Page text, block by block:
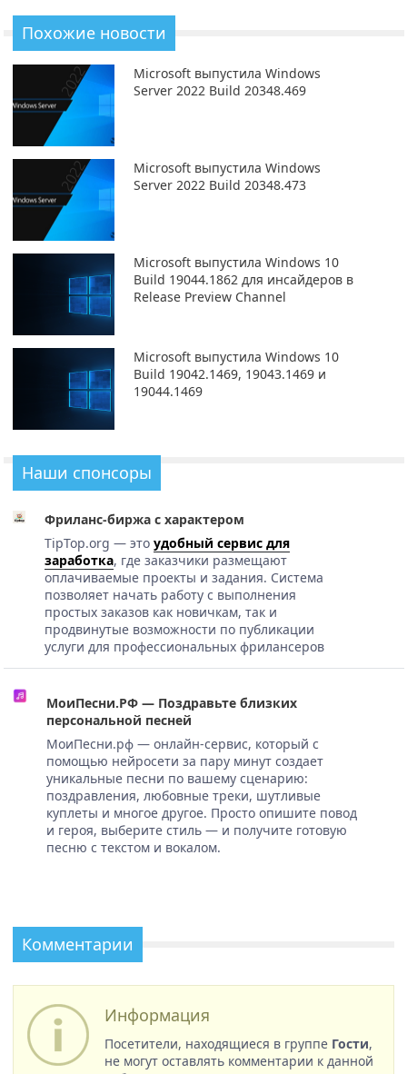
Похожие новости
Microsoft выпустила Windows
Server 2022 Build 20348.469
Microsoft выпустила Windows
Server 2022 Build 20348.473
Microsoft выпустила Windows 10
Build 19044.1862 для инсайдеров в
Release Preview Channel
Microsoft выпустила Windows 10
Build 19042.1469, 19043.1469 и
19044.1469
Наши спонсоры
Фриланс-биржа с характером
TipTop.org — это удобный сервис для
заработка, где заказчики размещают
оплачиваемые проекты и задания. Система
позволяет начать работу с выполнения
простых заказов как новичкам, так и
продвинутые возможности по публикации
услуги для профессиональных фрилансеров
МоиПесни.РФ — Поздравьте близких
персональной песней
МоиПесни.рф — онлайн-сервис, который с
помощью нейросети за пару минут создает
уникальные песни по вашему сценарию:
поздравления, любовные треки, шутливые
куплеты и многое другое. Просто опишите повод
и героя, выберите стиль — и получите готовую
песню с текстом и вокалом.
Комментарии
Информация
Посетители, находящиеся в группе Гости,
не могут оставлять комментарии к данной